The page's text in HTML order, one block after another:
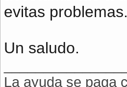
evitas problemas.
Un saludo.
La ayuda se paga